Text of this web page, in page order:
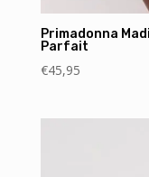
Primadonna
Parfait
€45,95